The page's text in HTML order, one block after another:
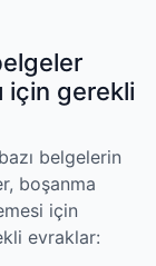
için gerekli
belgelerin
boşanma
için
evraklar: